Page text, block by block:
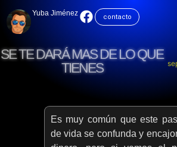
Yuba Jiménez contacto
SE TE DARÁ MAS DE LO QUE
TIENES
Es muy común que este
de vida se confunda y